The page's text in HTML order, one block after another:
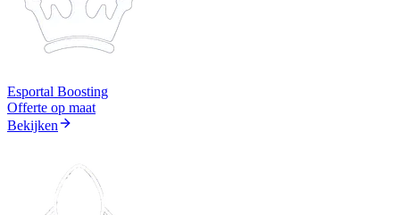
Esportal Boosting
Offerte op maat
Bekijken